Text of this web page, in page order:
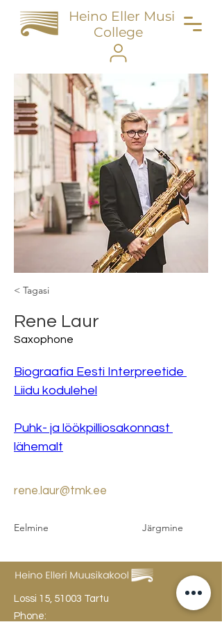
Heino Eller Music
College
< Tagasi
Rene Laur
Saxophone
Biograafia Eesti Interpreetide
Liidu kodulehel
Puhk- ja löökpilliosakonnast
lähemalt
rene.laur@tmk.ee
Eelmine Järgmine
Lossi 15, 51003 Tartu
Phone: